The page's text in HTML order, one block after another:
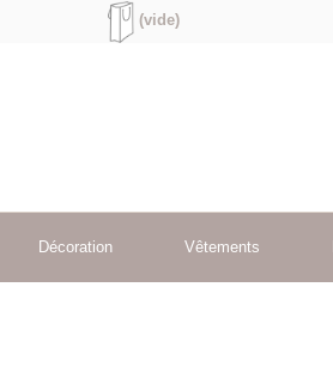
(vide)
Décoration Vêtements